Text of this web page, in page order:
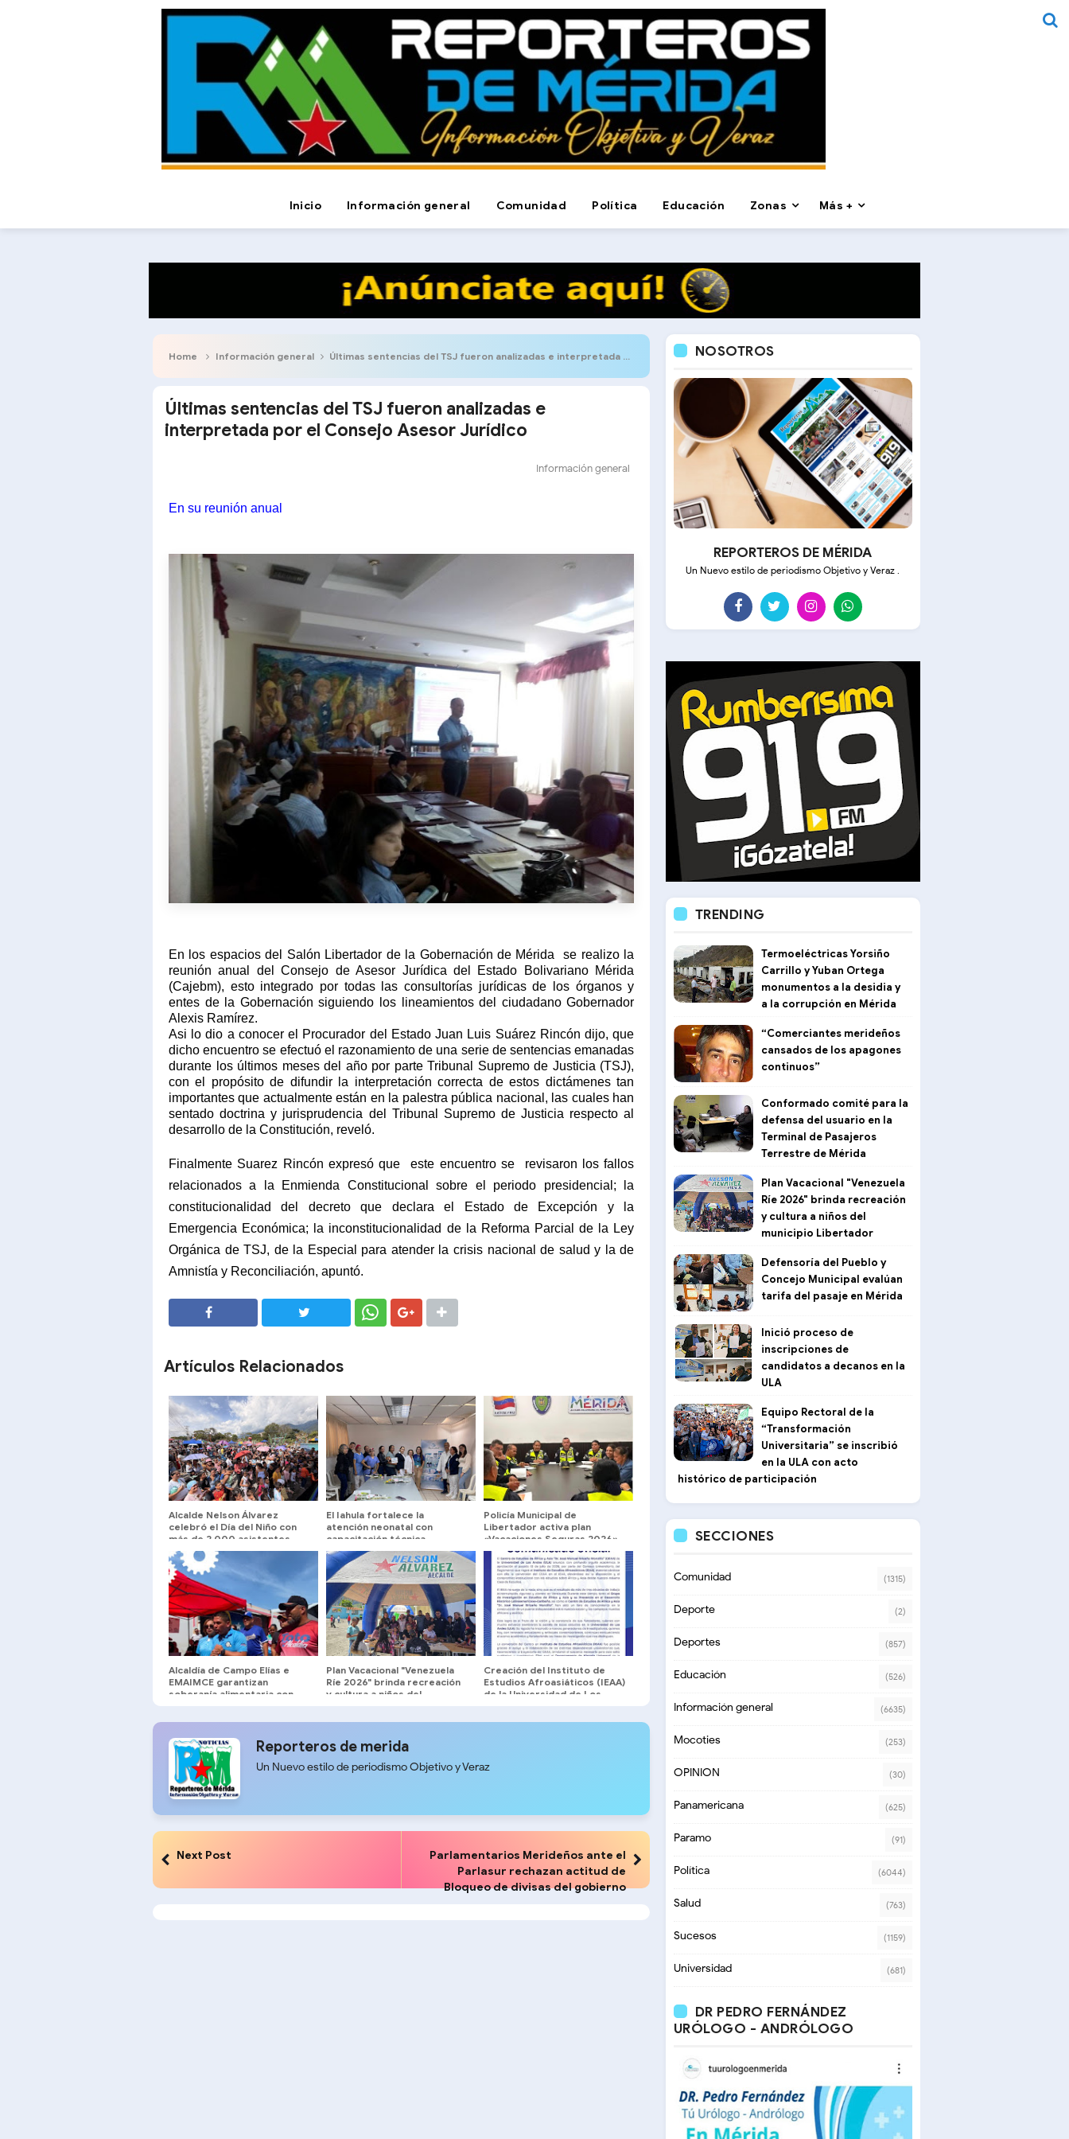
Inicio Información general Comunidad Política Educación Zonas Más +
Home Información general Últimas sentencias del TSJ fueron analizadas e interpretada por el Consejo Asesor Jurídico
Últimas sentencias del TSJ fueron analizadas e
interpretada por el Consejo Asesor Jurídico
Información general
En su reunión anual
En los espacios del Salón Libertador de la Gobernación de Mérida
se realizo la
reunión anual del Consejo de Asesor Jurídica del Estado Bolivariano Mérida
(Cajebm), esto integrado por todas las consultorías jurídicas de los órganos y
entes de la Gobernación siguiendo los lineamientos del ciudadano Gobernador
Alexis Ramírez.
Asi lo dio a conocer el Procurador del Estado Juan Luis Suárez Rincón dijo, que
dicho encuentro se efectuó el razonamiento de una serie de sentencias emanadas
durante los últimos meses del año por parte Tribunal Supremo de Justicia (TSJ),
con el propósito de difundir la interpretación correcta de estos dictámenes tan
importantes que actualmente están en la palestra pública nacional, las cuales han
sentado doctrina y jurisprudencia del Tribunal Supremo de Justicia respecto al
desarrollo de la Constitución, reveló.
Finalmente Suarez Rincón expresó que este encuentro se
revisaron los fallos
relacionados a la Enmienda Constitucional sobre el periodo presidencial; la
constitucionalidad del decreto que declara el Estado de Excepción y la
Emergencia Económica; la inconstitucionalidad de la Reforma Parcial de la Ley
Orgánica de TSJ, de la Especial para atender la crisis nacional de salud y la de
Amnistía y Reconciliación, apuntó.
Artículos Relacionados
Alcalde Nelson Álvarez
celebró el Día del Niño con
más de 2.000 asistentes
El Iahula fortalece la
atención neonatal con
capacitación técnica
multidisciplinaria
Policía Municipal de
Libertador activa plan
«Vacaciones Seguras 2026»
en Mérida
Alcaldía de Campo Elías e
EMAIMCE garantizan
soberanía alimentaria con
Plan Vacacional "Venezuela
Ríe 2026" brinda recreación
y cultura a niños del
Creación del Instituto de
Estudios Afroasiáticos (IEAA)
de la Universidad de Los
Reporteros de merida
Un Nuevo estilo de periodismo Objetivo y Veraz
Next Post
Parlamentarios Merideños ante el
Parlasur rechazan actitud de
Bloqueo de divisas del gobierno
NOSOTROS
REPORTEROS DE MÉRIDA
Un Nuevo estilo de periodismo Objetivo y Veraz .
TRENDING
Termoeléctricas Yorsiño
Carrillo y Yuban Ortega
monumentos a la desidia y
a la corrupción en Mérida
“Comerciantes merideños
cansados de los apagones
continuos”
Conformado comité para la
defensa del usuario en la
Terminal de Pasajeros
Terrestre de Mérida
Plan Vacacional "Venezuela
Ríe 2026" brinda recreación
y cultura a niños del
municipio Libertador
Defensoría del Pueblo y
Concejo Municipal evalúan
tarifa del pasaje en Mérida
Inició proceso de
inscripciones de
candidatos a decanos en la
ULA
Equipo Rectoral de la
“Transformación
Universitaria” se inscribió
en la ULA con acto
histórico de participación
SECCIONES
Comunidad (1315)
Deporte (2)
Deportes (857)
Educación (526)
Información general (6635)
Mocoties (253)
OPINION (30)
Panamericana (625)
Paramo (91)
Política (6044)
Salud (763)
Sucesos (1159)
Universidad (681)
DR PEDRO FERNÁNDEZ
URÓLOGO - ANDRÓLOGO